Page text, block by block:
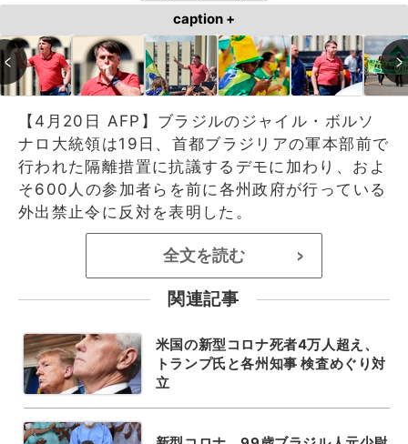
caption +
【4月20日 AFP】ブラジルのジャイル・ボルソ
ナロ大統領は19日、首都ブラジリアの軍本部前で
行われた隔離措置に抗議するデモに加わり、およ
そ600人の参加者らを前に各州政府が行っている
外出禁止令に反対を表明した。
全文を読む >
関連記事
米国の新型コロナ死者4万人超え、
トランプ氏と各州知事 検査めぐり対
立